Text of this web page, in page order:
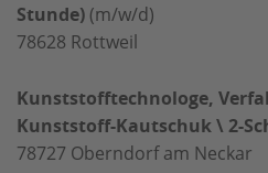
Stunde) (m/w/d)
78628 Rottweil
Kunststofftechnologe,
Kunststoff-Kautschuk \ 2-
78727 Oberndorf am Neckar